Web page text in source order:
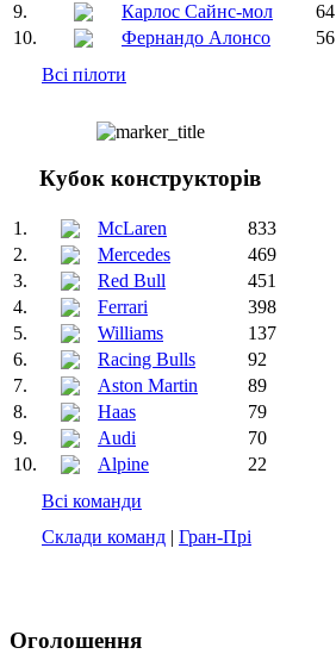
9.
Карлос Сайнс-мол
64
10.
Фернандо Алонсо
56
Всі пілоти
Кубок конструкторів
1. McLaren
833
2.
Mercedes
469
3.
Red Bull
451
4.
Ferrari
398
5.
Williams
137
6.
Racing Bulls
92
7.
Aston Martin
89
8.
Haas
79
9.
Audi
70
10.
Alpine
22
Всі команди
Склади команд | Гран-Прі
Оголошення